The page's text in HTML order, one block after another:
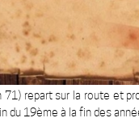
71) repart sur la route et
du 19ème à la fin des